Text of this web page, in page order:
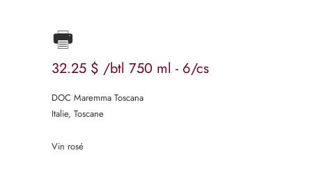
32 25 $ /btl 750 ml - 6/cs
DOC Maremma Toscana
Italie, Toscane
Vin rosé